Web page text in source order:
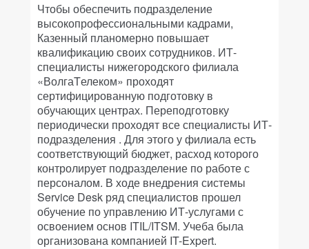
Чтобы обеспечить подразделение
высокопрофессиональными кадрами,
Казенный планомерно повышает
квалификацию своих сотрудников. ИТ-
специалисты нижегородского филиала
«ВолгаTелеком» проходят
сертифицированную подготовку в
обучающих центрах. Переподготовку
периодически проходят все специалисты ИТ-
подразделения . Для этого у филиала есть
соответствующий бюджет, расход которого
контролирует подразделение по работе с
персоналом. В ходе внедрения системы
Service Desk ряд специалистов прошел
обучение по управлению ИТ-услугами с
освоением основ ITIL/ITSM. Учеба была
организована компанией IT-Expert.